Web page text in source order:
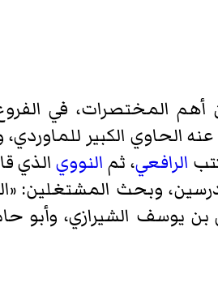
أهم المختصرات، في
الحاوي الكبير
الرافعي، ثم النووي الذي
وبحث المشتغلين:
بن يوسف الشيرازي، وأبو